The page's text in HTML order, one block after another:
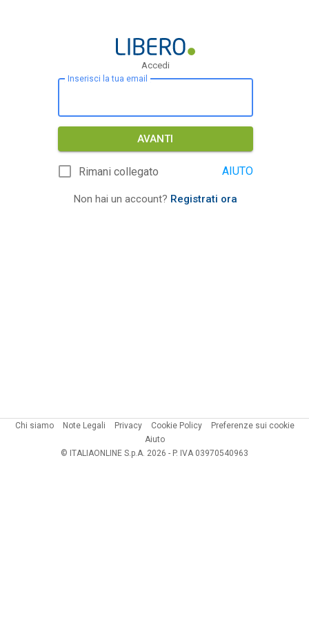
Accedi
Inserisci la tua email
AVANTI
Rimani collegato AIUTO
Non hai un account? Registrati ora
Chi siamo Note Legali Privacy Cookie Policy
Preferenze sui cookie
Aiuto
© ITALIAONLINE S.p.A. 2026 - P. IVA 03970540963